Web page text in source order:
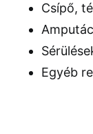
Csípő,
Egyéb